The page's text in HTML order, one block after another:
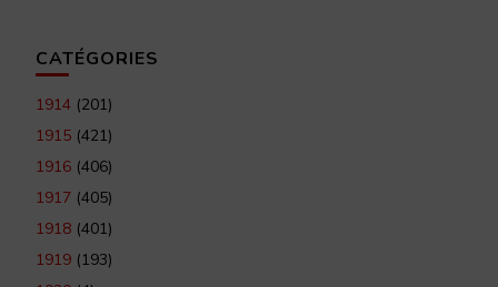
CATÉGORIES
1914 (201)
1915 (421)
1916 (406)
1917 (405)
1918 (401)
1919 (193)